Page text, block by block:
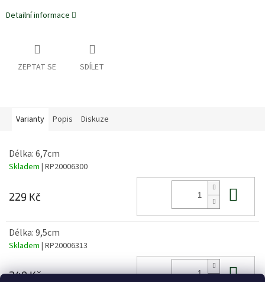
Detailní informace
ZEPTAT SE SDÍLET
Varianty Popis Diskuze
Délka: 6,7cm
Skladem | RP20006300
229 Kč
Délka: 9,5cm
Skladem | RP20006313
249 Kč Do